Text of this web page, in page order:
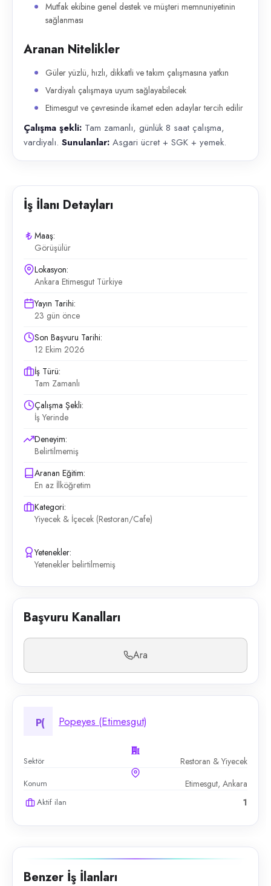
Mutfak ekibine genel destek ve müşteri memnuniyetinin
sağlanması
Aranan Nitelikler
Güler yüzlü, hızlı, dikkatli ve takım çalışmasına yatkın
Vardiyalı çalışmaya uyum sağlayabilecek
Etimesgut ve çevresinde ikamet eden adaylar tercih edilir
Çalışma şekli: Tam zamanlı, günlük 8 saat çalışma,
vardiyalı. Sunulanlar: Asgari ücret + SGK + yemek.
İş İlanı Detayları
Maaş:
Görüşülür
Lokasyon:
Ankara Etimesgut Türkiye
Yayın Tarihi:
23 gün önce
Son Başvuru Tarihi:
12 Ekim 2026
İş Türü:
Tam Zamanlı
Çalışma Şekli:
İş Yerinde
Deneyim:
Belirtilmemiş
Aranan Eğitim:
En az İlköğretim
Kategori:
Yiyecek & İçecek (Restoran/Cafe)
Yetenekler:
Yetenekler belirtilmemiş
Başvuru Kanalları
Ara
P( Popeyes (Etimesgut)
Sektör Restoran & Yiyecek
Konum Etimesgut, Ankara
Aktif ilan 1
Benzer İş İlanları